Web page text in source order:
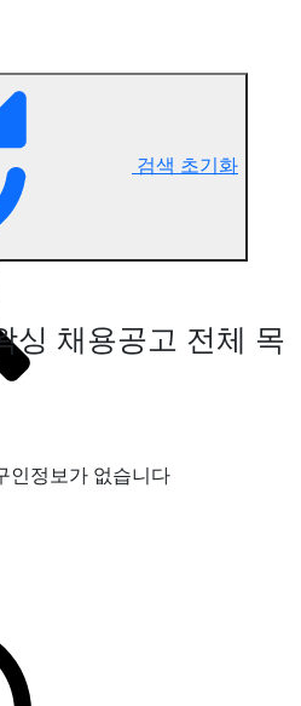
검색 초기화
싱 채용공고 전체 목
인정보가 없습니다